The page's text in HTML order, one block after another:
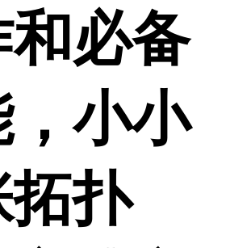
必备
小小
扑